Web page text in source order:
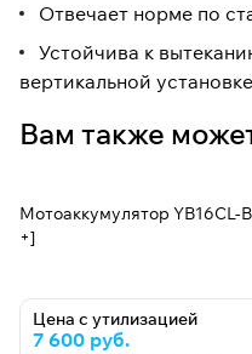
Отвечает норме по
Устойчива к
вертикальной
Вам также
Мотоаккумулятор YB16CL-
+]
Цена с утилизацией
7 600 руб.